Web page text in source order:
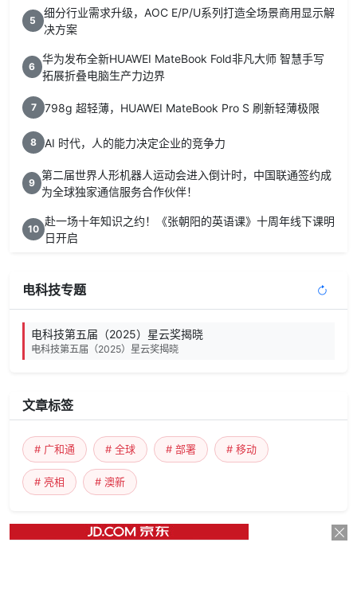
5
细分行业需求升级，AOC E/P/U系列打造全场景商用显示解
决方案
6
华为发布全新HUAWEI MateBook Fold非凡大师 智慧手写
拓展折叠电脑生产力边界
7 798g 超轻薄，HUAWEI MateBook Pro S 刷新轻薄极限
8 AI 时代，人的能力决定企业的竞争力
9
第二届世界人形机器人运动会进入倒计时，中国联通签约成
为全球独家通信服务合作伙伴！
10
赴一场十年知识之约！《张朝阳的英语课》十周年线下课明
日开启
电科技专题
电科技第五届（2025）星云奖揭晓
电科技第五届（2025）星云奖揭晓
文章标签
# 广和通 # 全球 # 部署 # 移动
# 亮相 # 澳新